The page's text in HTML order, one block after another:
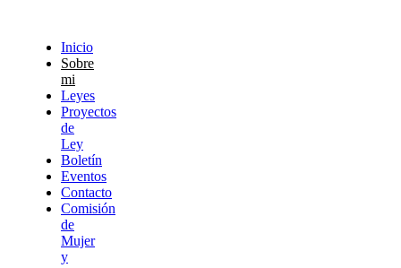
Inicio
Sobre
mi
Leyes
Proyectos
de
Ley
Boletín
Eventos
Contacto
Comisión
de
Mujer
y